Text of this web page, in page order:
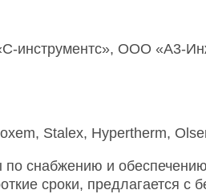
инструментс», ООО «А3-
Stalex, Hypertherm,
снабжению и
сроки, предлагается